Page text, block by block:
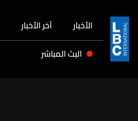
الأخبار آخر الأخبار
البث المباشر